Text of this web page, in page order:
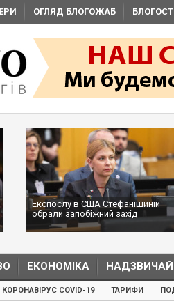
ОГЛЯД БЛОГОЖАБ
Експослу в США Стефанішиній
обрали запобіжний захід
ЕКОНОМІКА
КОРОНАВІРУС COVID-19 ТАРИФИ